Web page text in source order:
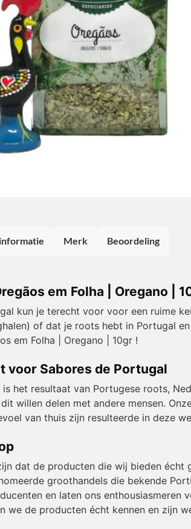
Merk Beoordeling
em Folha | Oregano |
kun je terecht voor voor een ruime
of dat je roots hebt in Portugal
em Folha | Oregano | 10gr !
voor Sabores de Portugal
het resultaat van Portugese roots,
willen delen met andere mensen.
van thuis zijn resulteerde in deze
dat de producten die wij bieden
groothandels die bekende
en laten ons
we de producten écht kennen en zijn